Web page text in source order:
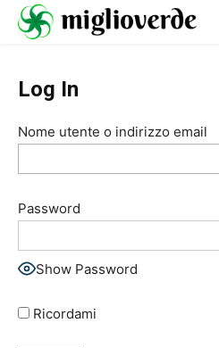
Log In
Nome utente o indirizzo email
Password
Show Password
Ricordami